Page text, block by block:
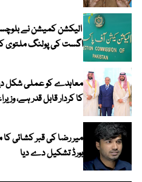
اگست کی پولنگ ملتوی
معاہدے کو عملی شکل
کا کردار قابل قدر ہے،
میر رضا کی قبر کشائی
بورڈ تشکیل دے دیا